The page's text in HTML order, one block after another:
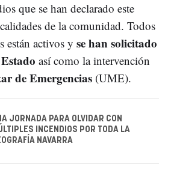
que se han declarado este
de la comunidad. Todos
están activos y se han solicitado
así como la intervención
de Emergencias (UME).
JORNADA PARA OLVIDAR CON
INCENDIOS POR TODA LA
NAVARRA